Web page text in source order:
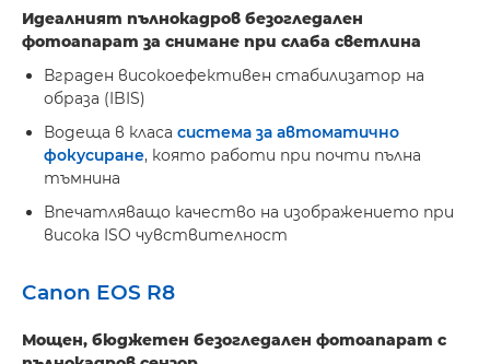
Идеалният пълнокадров безогледален
фотоапарат за снимане при слаба светлина
Вграден високоефективен стабилизатор на
образа (IBIS)
Водеща в класа система за автоматично
фокусиране, която работи при почти пълна
тъмнина
Впечатляващо качество на изображението при
висока ISO чувствителност
Canon EOS R8
Мощен, бюджетен безогледален фотоапарат с